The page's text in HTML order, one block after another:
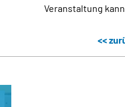
Veranstaltung
<<